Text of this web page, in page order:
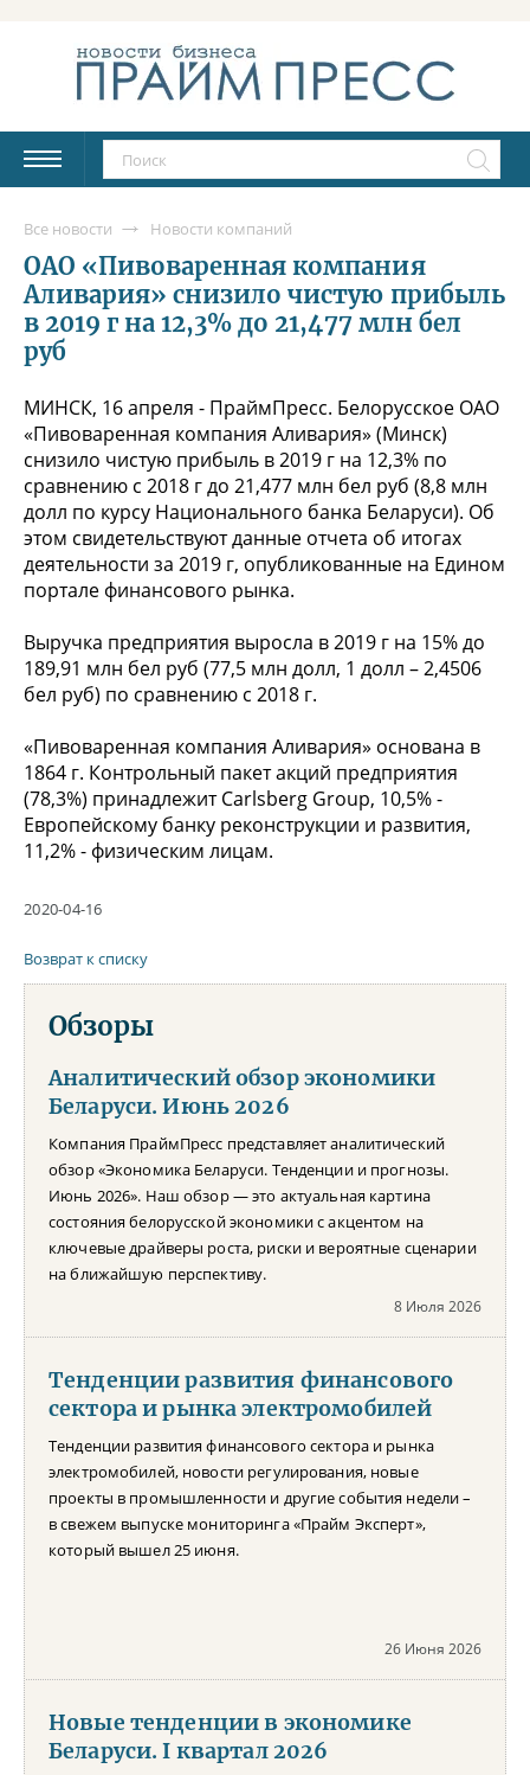
Все новости Новости компаний
ОАО «Пивоваренная компания
Аливария» снизило чистую прибыль
в 2019 г на 12,3% до 21,477 млн бел
руб
МИНСК, 16 апреля - ПраймПресс. Белорусское ОАО
«Пивоваренная компания Аливария» (Минск)
снизило чистую прибыль в 2019 г на 12,3% по
сравнению с 2018 г до 21,477 млн бел руб (8,8 млн
долл по курсу Национального банка Беларуси). Об
этом свидетельствуют данные отчета об итогах
деятельности за 2019 г, опубликованные на Едином
портале финансового рынка.
Выручка предприятия выросла в 2019 г на 15% до
189,91 млн бел руб (77,5 млн долл, 1 долл – 2,4506
бел руб) по сравнению с 2018 г.
«Пивоваренная компания Аливария» основана в
1864 г. Контрольный пакет акций предприятия
(78,3%) принадлежит Carlsberg Group, 10,5% -
Европейскому банку реконструкции и развития,
11,2% - физическим лицам.
2020-04-16
Возврат к списку
Обзоры
Аналитический обзор экономики
Беларуси. Июнь 2026
Компания ПраймПресс представляет аналитический
обзор «Экономика Беларуси. Тенденции и прогнозы.
Июнь 2026». Наш обзор — это актуальная картина
состояния белорусской экономики с акцентом на
ключевые драйверы роста, риски и вероятные сценарии
на ближайшую перспективу.
8 Июля 2026
Тенденции развития финансового
сектора и рынка электромобилей
Тенденции развития финансового сектора и рынка
электромобилей, новости регулирования, новые
проекты в промышленности и другие события недели –
в свежем выпуске мониторинга «Прайм Эксперт»,
который вышел 25 июня.
26 Июня 2026
Новые тенденции в экономике
Беларуси. I квартал 2026